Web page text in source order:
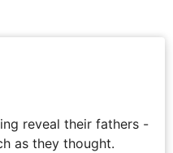
reveal their fathers -
as they thought.